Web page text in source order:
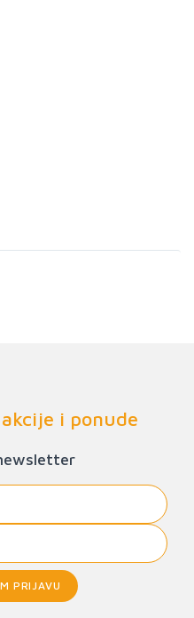
i ponude
PRIJAVU